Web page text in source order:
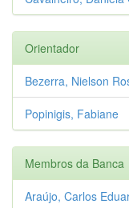
Orientador
Bezerra, Nielson
Popinigis, Fabiane
Membros da Banca
Araújo, Carlos